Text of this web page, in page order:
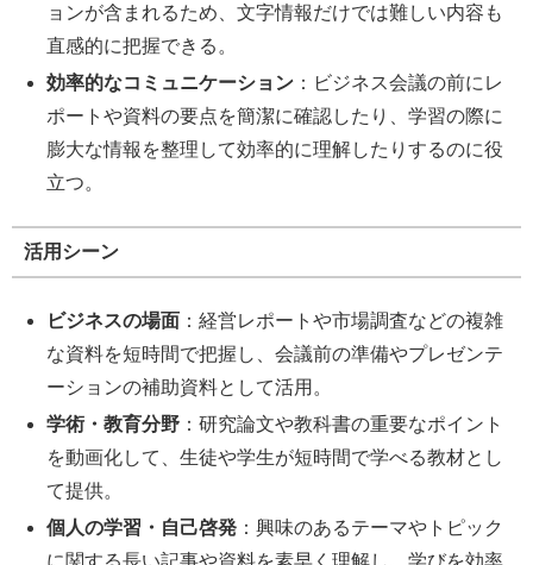
ョンが含まれるため、文字情報だけでは難しい内容も
直感的に把握できる。
効率的なコミュニケーション ：ビジネス会議の前にレ
ポートや資料の要点を簡潔に確認したり、学習の際に
膨大な情報を整理して効率的に理解したりするのに役
立つ。
活用シーン
ビジネスの場面 ：経営レポートや市場調査などの複雑
な資料を短時間で把握し、会議前の準備やプレゼンテ
ーションの補助資料として活用。
学術・教育分野 ：研究論文や教科書の重要なポイント
を動画化して、生徒や学生が短時間で学べる教材とし
て提供。
個人の学習・自己啓発 ：興味のあるテーマやトピック